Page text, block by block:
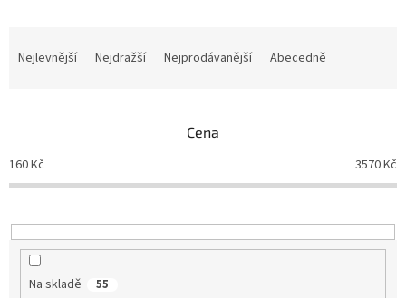
p
r
o
u
Nejlevnější Nejdražší Nejprodávanější Abecedně
Cena
160Kč 3570Kč
Na skladě 55